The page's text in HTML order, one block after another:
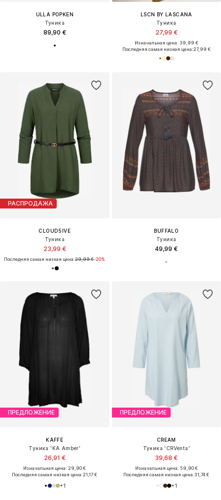
ULLA POPKEN
Туника
89,90 €
LSCN BY LASCANA
Туника
27,99 €
Изначальная цена: 39,99 €
Последняя самая низкая цена:27,99 €
РАСПРОДАЖА
CLOUD5IVE
Туника
23,99 €
Последняя самая низкая цена:29,99 €-20%
BUFFALO
Туника
49,99 €
ПРЕДЛОЖЕНИЕ
KAFFE
Туника 'KA Amber'
26,91 €
Изначальная цена: 29,90 €
Последняя самая низкая цена:21,17 €
+1
ПРЕДЛОЖЕНИЕ
CREAM
Туника 'CRVenta'
39,68 €
Изначальная цена: 59,90 €
Последняя самая низкая цена:31,74 €
+1